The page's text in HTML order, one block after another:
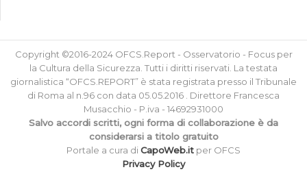
Copyright ©2016-2024 OFCS.Report - Osservatorio - Focus per
la Cultura della Sicurezza. Tutti i diritti riservati. La testata
giornalistica “OFCS.REPORT” è stata registrata presso il Tribunale
di Roma al n.96 con data 05.05.2016 . Direttore Francesca
Musacchio - P.iva - 14692931000
Salvo accordi scritti, ogni forma di collaborazione è da
considerarsi a titolo gratuito
Portale a cura diCapoWeb.it per OFCS
Privacy Policy